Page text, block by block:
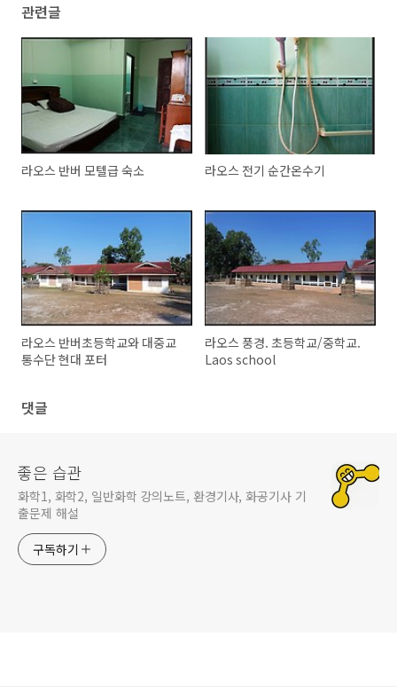
관련글
라오스 반버 모텔급 숙소 라오스 전기 순간온수기
라오스 반버초등학교와 대중교
통수단 현대 포터
라오스 풍경. 초등학교/중학교.
Laos school
댓글
좋은 습관
화학1, 화학2, 일반화학 강의노트, 환경기사, 화공기사 기
출문제 해설
구독하기